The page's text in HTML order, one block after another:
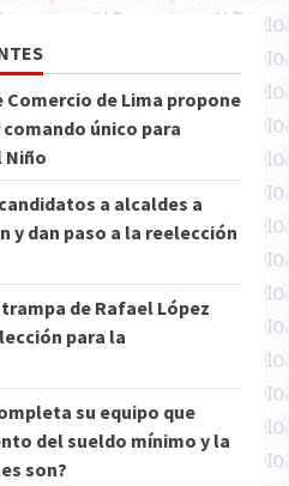
Comercio de Lima propone
único para
Niño
a alcaldes a
y dan paso a la reelección
de Rafael López
para la
su equipo que
del sueldo mínimo y la
son?